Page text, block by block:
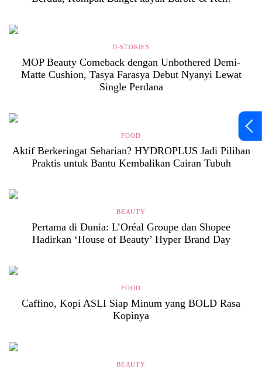
D-STORIES
MOP Beauty Comeback dengan Unbothered Demi-
Matte Cushion, Tasya Farasya Debut Nyanyi Lewat
Single Perdana
FOOD
Aktif Berkeringat Seharian? HYDROPLUS Jadi Pilihan
Praktis untuk Bantu Kembalikan Cairan Tubuh
BEAUTY
Pertama di Dunia: L’Oréal Groupe dan Shopee
Hadirkan ‘House of Beauty’ Hyper Brand Day
FOOD
Caffino, Kopi ASLI Siap Minum yang BOLD Rasa
Kopinya
BEAUTY